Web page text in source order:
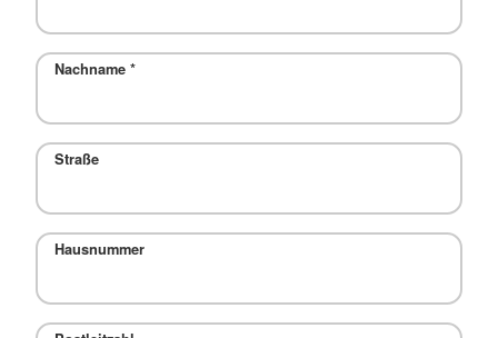
Nachname *
Straße
Hausnummer